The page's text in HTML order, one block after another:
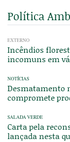
Política
EXTERNO
Incêndios
incomuns em
NOTÍCIAS
Desmatamento
compromete
SALADA VERDE
Carta pela
lançada nesta